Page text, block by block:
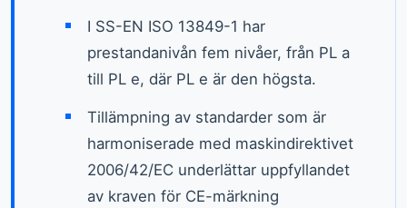
I SS-EN ISO 13849-1 har
prestandanivån fem nivåer, från PL a
till PL e, där PL e är den högsta.
Tillämpning av standarder som är
harmoniserade med maskindirektivet
2006/42/EC underlättar uppfyllandet
av kraven för CE-märkning